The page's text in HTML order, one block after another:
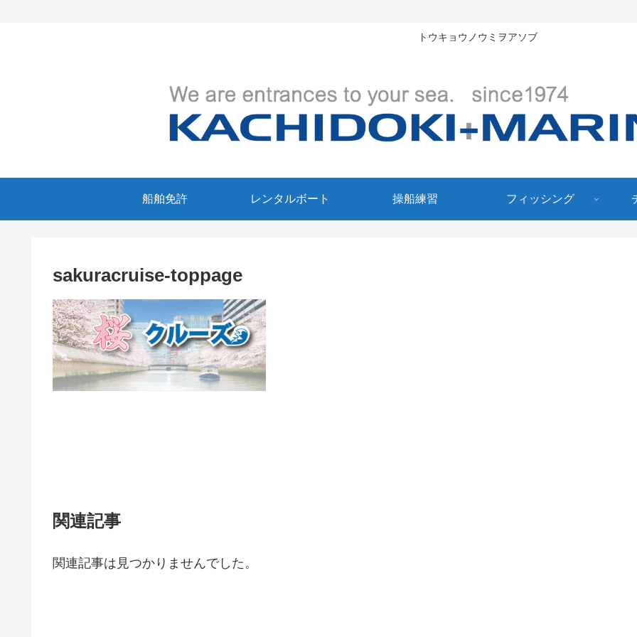
トウキョウノウミヲアソブ
船舶免許 レンタルボート 操船練習 フィッシング
sakuracruise-toppage
関連記事
関連記事は見つかりませんでした。